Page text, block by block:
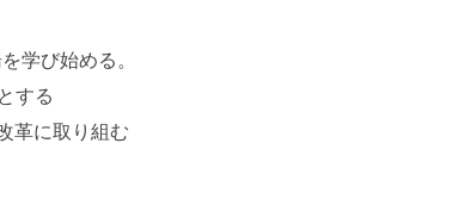
学び始める。
する
革に取り組む